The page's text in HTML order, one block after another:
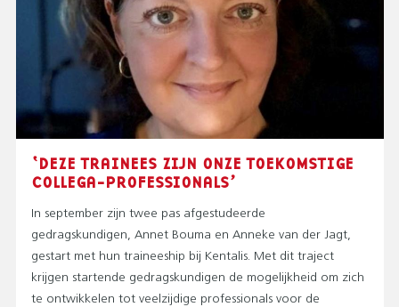
‘DEZE TRAINEES ZIJN ONZE TOEKOMSTIGE
COLLEGA-PROFESSIONALS’
In september zijn twee pas afgestudeerde
gedragskundigen, Annet Bouma en Anneke van der Jagt,
gestart met hun traineeship bij Kentalis. Met dit traject
krijgen startende gedragskundigen de mogelijkheid om zich
te ontwikkelen tot veelzijdige professionals voor de